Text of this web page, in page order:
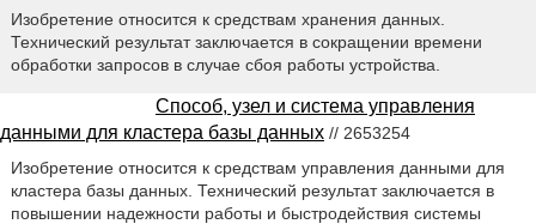
Изобретение относится к средствам хранения данных.
Технический результат заключается в сокращении времени
обработки запросов в случае сбоя работы устройства.
Способ, узел и система управления
данными для кластера базы данных // 2653254
Изобретение относится к средствам управления данными для
кластера базы данных. Технический результат заключается в
повышении надежности работы и быстродействия системы